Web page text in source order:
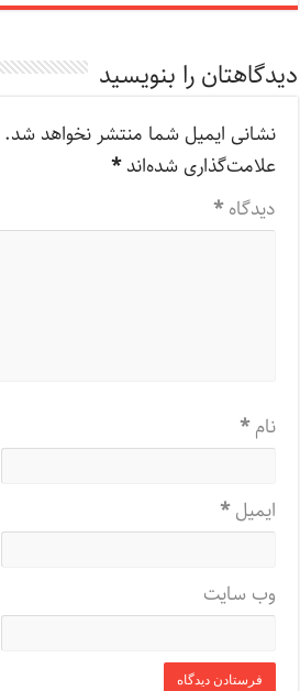
دیدگاهتان را بنویسید
نشانی ایمیل شما منتشر نخواهد شد.
علامت‌گذاری شده‌اند*
دیدگاه*
نام*
ایمیل*
وب‌ سایت